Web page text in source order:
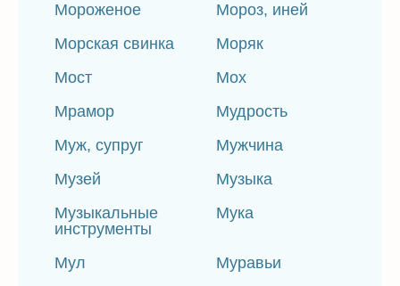
Мороженое
Мороз, иней
Морская свинка
Моряк
Мост
Мох
Мрамор
Мудрость
Муж, супруг
Мужчина
Музей
Музыка
Музыкальные
инструменты
Мука
Мул
Муравьи